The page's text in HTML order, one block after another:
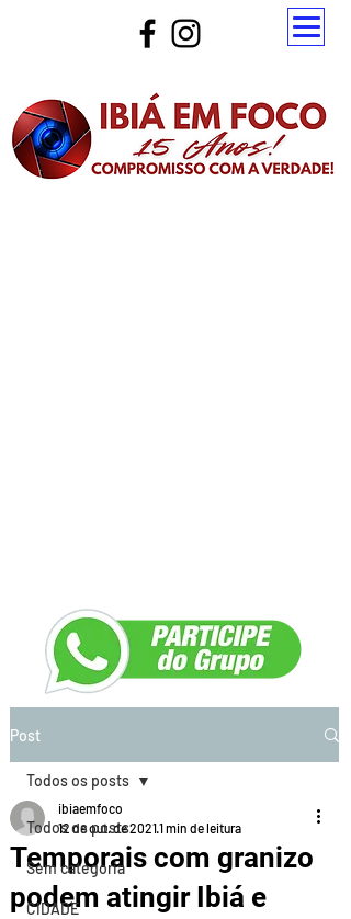
Post
Todos os posts
Sem categoria
CIDADE
Todos os posts
Temporais com granizo
podem atingir Ibiá e
ibiaemfoco
12 de out. de 20211 min de leitura